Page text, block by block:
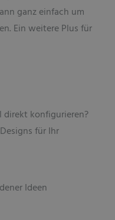
ganz einfach um
Ein weitere Plus für
direkt konfigurieren?
für Ihr
Ideen